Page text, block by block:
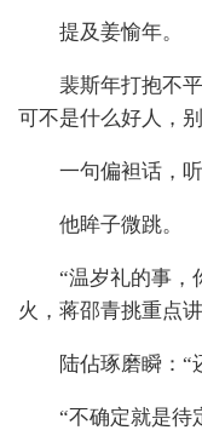
提及姜愉年。
裴斯年打抱不
可不是什么好人，
一句偏袒话，
他眸子微跳。
“温岁礼的事，
火，蒋邵青挑重点讲
陆佔琢磨瞬：“
“不确定就是待